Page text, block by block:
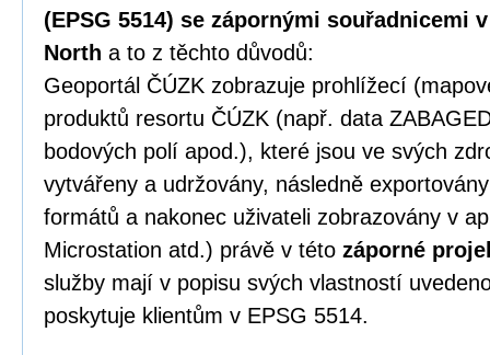
(EPSG 5514) se zápornými souřadnicemi
North a to z těchto důvodů:
Geoportál ČÚZK zobrazuje prohlížecí
produktů resortu ČÚZK (např. data
bodových polí apod.), které jsou ve svých
vytvářeny a udržovány, následně
formátů a nakonec uživateli zobrazovány v
Microstation atd.) právě v této záporné
služby mají v popisu svých vlastností
poskytuje klientům v EPSG 5514.